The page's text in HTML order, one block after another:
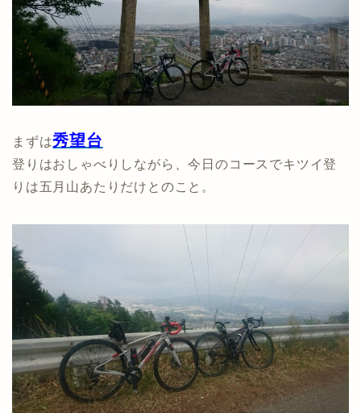
まずは秀望台
登りはおしゃべりしながら、今日のコースでキツイ登
りは五月山あたりだけとのこと。